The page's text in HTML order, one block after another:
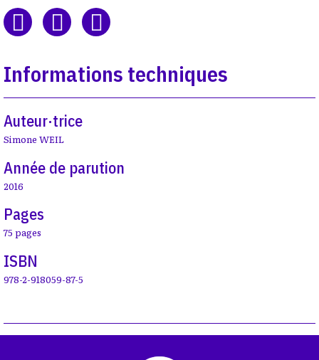
Informations techniques
Auteur·trice
Simone WEIL
Année de parution
2016
Pages
75 pages
ISBN
978-2-918059-87-5